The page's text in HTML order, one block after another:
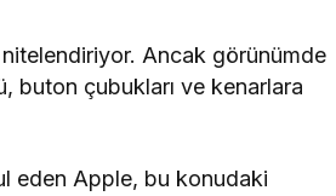
Ancak görünümde
buton çubukları ve kenarlara
eden Apple, bu konudaki